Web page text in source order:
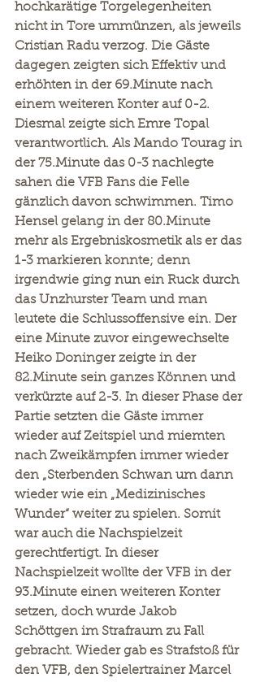
hochkarätige Torgelegenheiten
nicht in Tore ummünzen, als jeweils
Cristian Radu verzog. Die Gäste
dagegen zeigten sich Effektiv und
erhöhten in der 69.Minute nach
einem weiteren Konter auf 0-2.
Diesmal zeigte sich Emre Topal
verantwortlich. Als Mando Tourag in
der 75.Minute das 0-3 nachlegte
sahen die VFB Fans die Felle
gänzlich davon schwimmen. Timo
Hensel gelang in der 80.Minute
mehr als Ergebniskosmetik als er das
1-3 markieren konnte; denn
irgendwie ging nun ein Ruck durch
das Unzhurster Team und man
leutete die Schlussoffensive ein. Der
eine Minute zuvor eingewechselte
Heiko Doninger zeigte in der
82.Minute sein ganzes Können und
verkürzte auf 2-3. In dieser Phase der
Partie setzten die Gäste immer
wieder auf Zeitspiel und miemten
nach Zweikämpfen immer wieder
den „Sterbenden Schwan um dann
wieder wie ein „Medizinisches
Wunder“ weiter zu spielen. Somit
war auch die Nachspielzeit
gerechtfertigt. In dieser
Nachspielzeit wollte der VFB in der
93.Minute einen weiteren Konter
setzen, doch wurde Jakob
Schöttgen im Strafraum zu Fall
gebracht. Wieder gab es Strafstoß für
den VFB, den Spielertrainer Marcel